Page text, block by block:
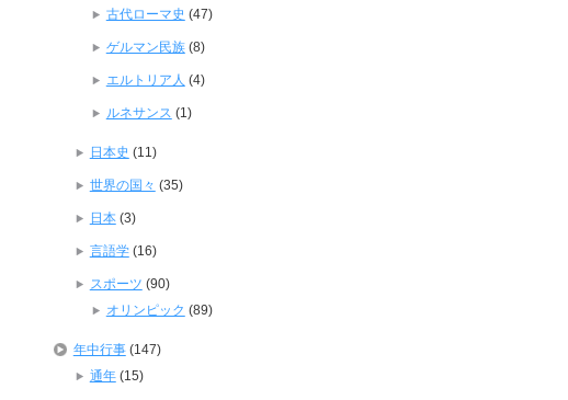
古代ローマ史 (47)
ゲルマン民族(8)
エルトリア人 (4)
ルネサンス (1)
日本史 (11)
世界の国々 (35)
日本(3)
言語学(16)
スポーツ (90)
オリンピック (89)
年中行事(147)
通年(15)